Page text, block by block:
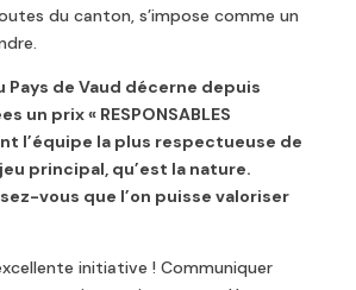
du canton, s’impose comme un
Pays de Vaud décerne depuis
un prix « RESPONSABLES
l’équipe la plus respectueuse de
principal, qu’est la nature.
vous que l’on puisse valoriser
initiative ! Communiquer